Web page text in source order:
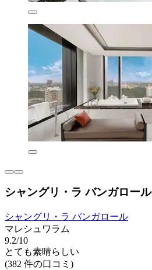
シャングリ・ラ バンガロール
シャングリ・ラ バンガロール
マレシュワラム
9.2/10
とても素晴らしい
(382 件の口コミ)